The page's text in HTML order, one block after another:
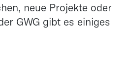
neue Projekte oder
GWG gibt es einiges